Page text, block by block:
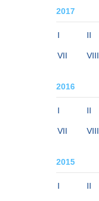
2017
I II
VII VIII
2016
I II
VII VIII
2015
I II